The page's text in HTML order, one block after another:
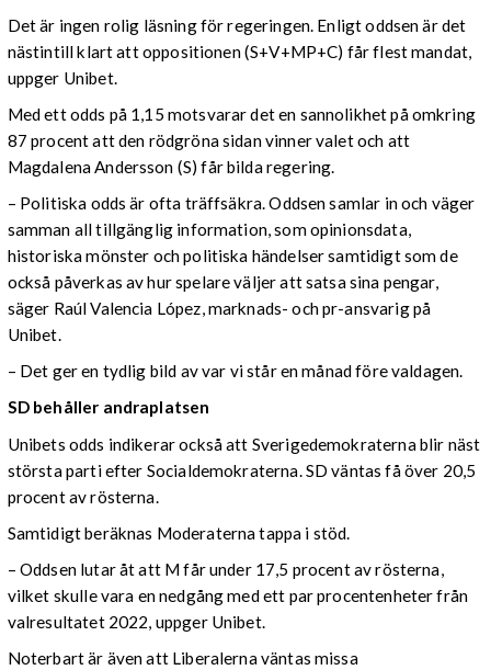
Det är ingen rolig läsning för regeringen. Enligt oddsen är det
nästintill klart att oppositionen (S+V+MP+C) får flest mandat,
uppger Unibet.
Med ett odds på 1,15 motsvarar det en sannolikhet på omkring
87 procent att den rödgröna sidan vinner valet och att
Magdalena Andersson (S) får bilda regering.
– Politiska odds är ofta träffsäkra. Oddsen samlar in och väger
samman all tillgänglig information, som opinionsdata,
historiska mönster och politiska händelser samtidigt som de
också påverkas av hur spelare väljer att satsa sina pengar,
säger Raúl Valencia López, marknads- och pr-ansvarig på
Unibet.
– Det ger en tydlig bild av var vi står en månad före valdagen.
SD behåller andraplatsen
Unibets odds indikerar också att Sverigedemokraterna blir näst
största parti efter Socialdemokraterna. SD väntas få över 20,5
procent av rösterna.
Samtidigt beräknas Moderaterna tappa i stöd.
– Oddsen lutar åt att M får under 17,5 procent av rösterna,
vilket skulle vara en nedgång med ett par procentenheter från
valresultatet 2022, uppger Unibet.
Noterbart är även att Liberalerna väntas missa